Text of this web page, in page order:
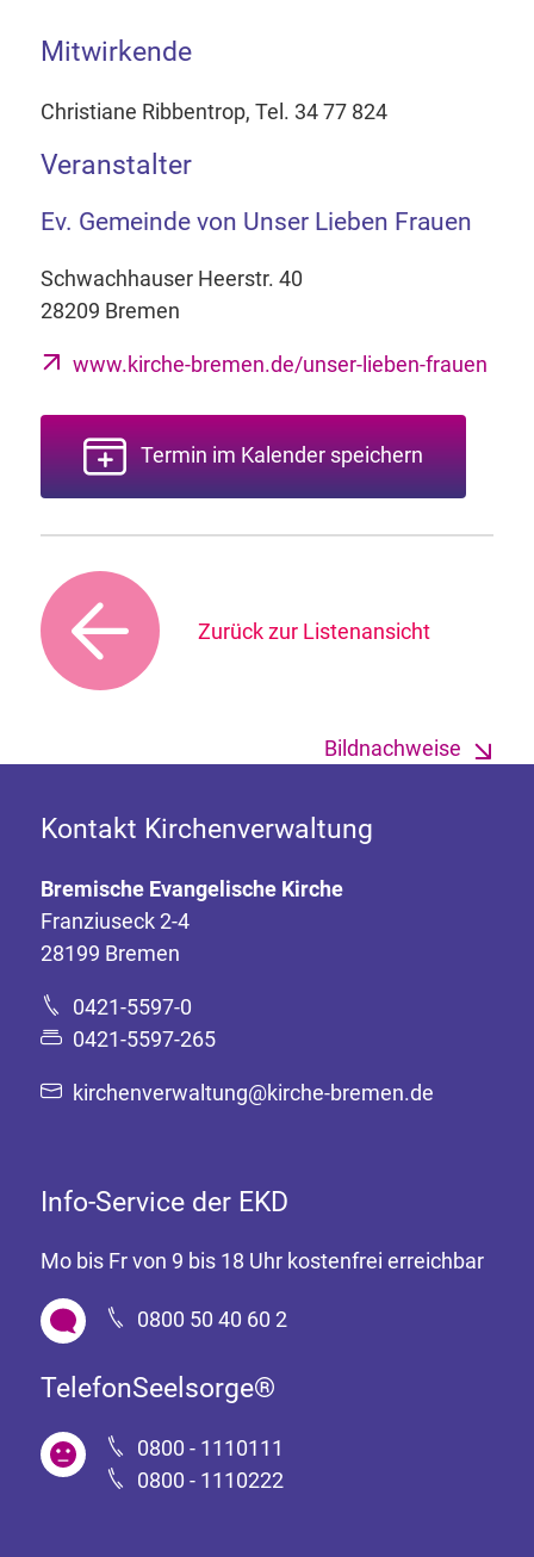
Mitwirkende
Christiane Ribbentrop, Tel. 34 77 824
Veranstalter
Ev. Gemeinde von Unser Lieben Frauen
Schwachhauser Heerstr. 40
28209 Bremen
www.kirche-bremen.de/unser-lieben-frauen
Termin im Kalender speichern
Zurück zur Listenansicht
Bildnachweise
Kontakt Kirchenverwaltung
Bremische Evangelische Kirche
Franziuseck 2-4
28199 Bremen
0421-5597-0
0421-5597-265
kirchenverwaltung@kirche-bremen.de
Info-Service der EKD
Mo bis Fr von 9 bis 18 Uhr kostenfrei erreichbar
0800 50 40 60 2
TelefonSeelsorge®
0800 - 1110111
0800 - 1110222